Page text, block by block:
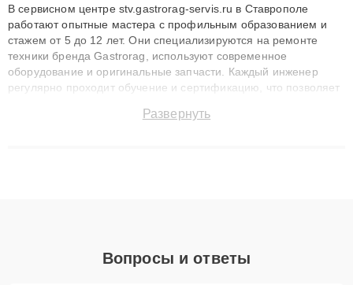
В сервисном центре stv.gastrorag-servis.ru в Ставрополе
работают опытные мастера с профильным образованием и
стажем от 5 до 12 лет. Они специализируются на ремонте
техники бренда Gastrorag, используют современное
оборудование и оригинальные запчасти. Каждый инженер
регулярно проходит обучение и сертификацию, что позволяет
технику с сохранением гарантии до 3 лет. Наши мастера
Развернуть
Вопросы и ответы